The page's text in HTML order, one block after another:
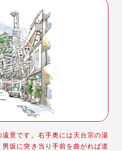
景です。右手奥には天台宗の湯
坂に突き当り手前を曲がれば道